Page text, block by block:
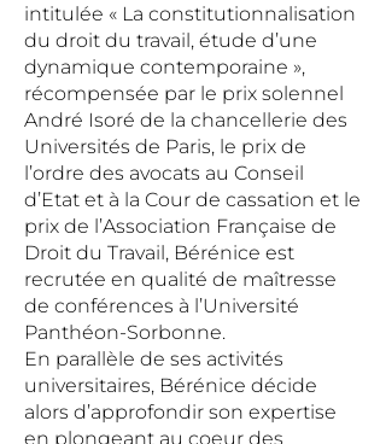
intitulée « La constitutionnalisation
du droit du travail, étude d’une
dynamique contemporaine »,
récompensée par le prix solennel
André Isoré de la chancellerie des
Universités de Paris, le prix de
l’ordre des avocats au Conseil
d’Etat et à la Cour de cassation et le
prix de l’Association Française de
Droit du Travail, Bérénice est
recrutée en qualité de maîtresse
de conférences à l’Université
Panthéon-Sorbonne.
En parallèle de ses activités
universitaires, Bérénice décide
alors d’approfondir son expertise
en plongeant au coeur des